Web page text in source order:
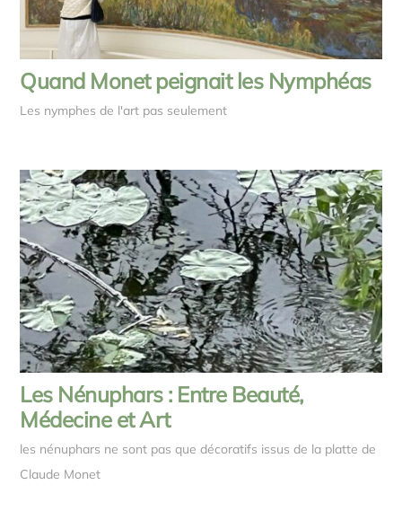
Quand Monet peignait les Nymphéas
Les nymphes de l'art pas seulement
Les Nénuphars : Entre Beauté,
Médecine et Art
les nénuphars ne sont pas que décoratifs issus de la platte de
Claude Monet